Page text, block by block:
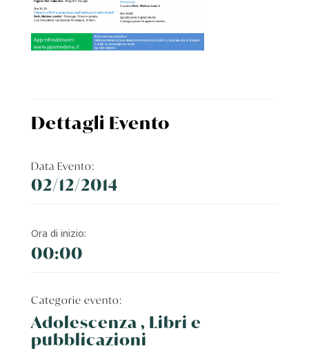
Dettagli Evento
Data Evento:
02/12/2014
Ora di inizio:
00:00
Categorie evento:
Adolescenza , Libri e
pubblicazioni